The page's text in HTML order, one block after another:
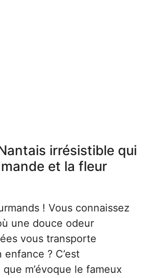
irrésistible qui
et la fleur
! Vous connaissez
une douce odeur
vous transporte
? C’est
m’évoque le fameux